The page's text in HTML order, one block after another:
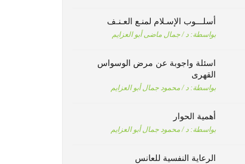
أسلـــوب الإسـلام لمنـع العـنـف
بواسطة:د / جمال ماضى أبو العزايم
اسئلة واجوبة عن مرض الوسواس
القهرى
بواسطة:د / محمود جمال أبو العزايم
أهمية الحوار
بواسطة:د / محمود جمال أبو العزايم
الرعاية النفسية للعانس